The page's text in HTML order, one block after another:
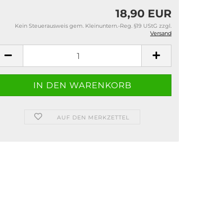
18,90 EUR
Kein Steuerausweis gem. Kleinuntern.-Reg. §19 UStG zzgl.
Versand
AUF DEN MERKZETTEL